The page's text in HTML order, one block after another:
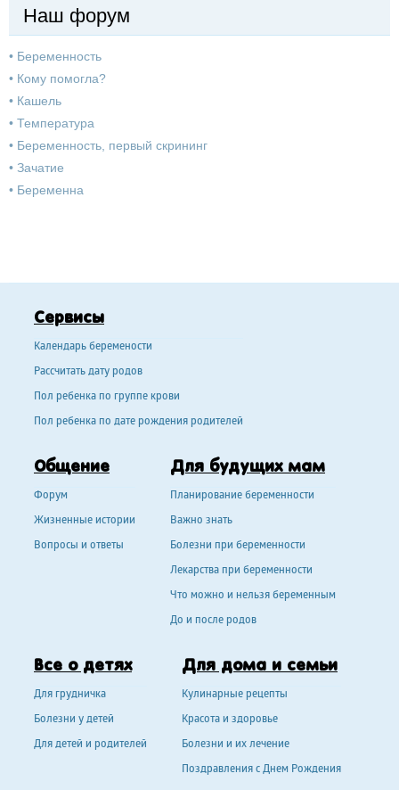
Наш форум
• Беременность
• Кому помогла?
• Кашель
• Температура
• Беременность, первый скрининг
• Зачатие
• Беременна
Сервисы
Календарь беремености
Рассчитать дату родов
Пол ребенка по группе крови
Пол ребенка по дате рождения родителей
Общение
Форум
Жизненные истории
Вопросы и ответы
Для будущих мам
Планирование беременности
Важно знать
Болезни при беременности
Лекарства при беременности
Что можно и нельзя беременным
До и после родов
Все о детях
Для грудничка
Болезни у детей
Для детей и родителей
Для дома и семьи
Кулинарные рецепты
Красота и здоровье
Болезни и их лечение
Поздравления с Днем Рождения